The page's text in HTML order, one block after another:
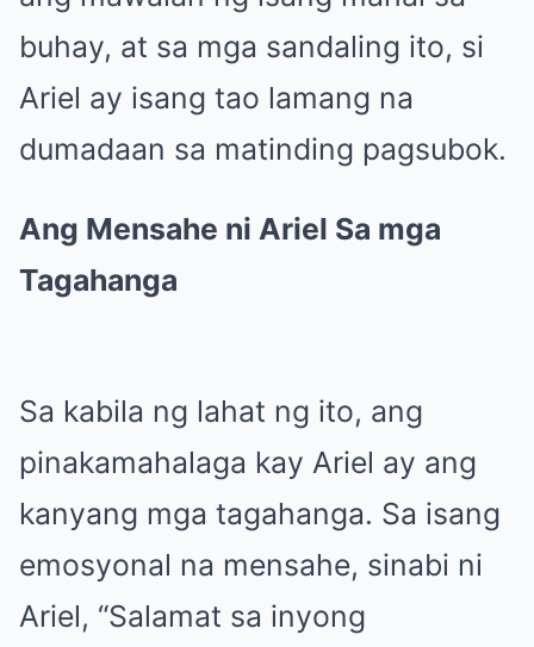
buhay, at sa mga sandaling ito, si
Ariel ay isang tao lamang na
dumadaan sa matinding pagsubok.
Ang Mensahe ni Ariel Sa mga
Tagahanga
Sa kabila ng lahat ng ito, ang
pinakamahalaga kay Ariel ay ang
kanyang mga tagahanga. Sa isang
emosyonal na mensahe, sinabi ni
Ariel, “Salamat sa inyong